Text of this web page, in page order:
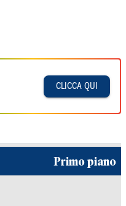
CLICCA QUI
Primo piano